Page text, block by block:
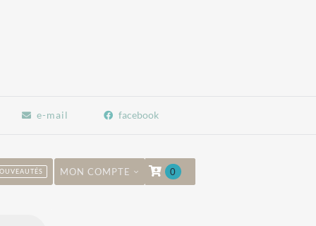
e-mail facebook
MON COMPTE 0